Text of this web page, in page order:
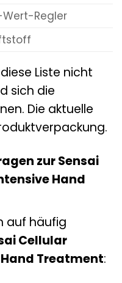
Wert-Regler
Liste nicht
sich die
Die aktuelle
zur Sensai
Hand
auf häufig
Cellular
Treatment: